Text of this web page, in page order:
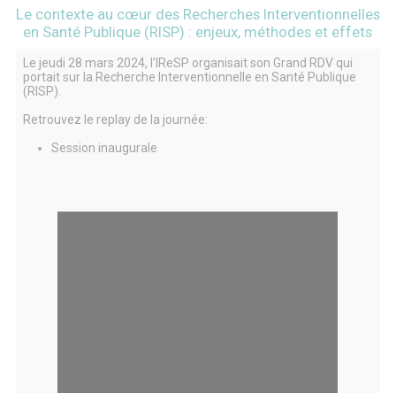
Le contexte au cœur des Recherches Interventionnelles
en Santé Publique (RISP) : enjeux, méthodes et effets
Le jeudi 28 mars 2024, l’IReSP organisait son Grand RDV qui
portait sur la Recherche Interventionnelle en Santé Publique
(RISP).
Retrouvez le replay de la journée:
Session inaugurale